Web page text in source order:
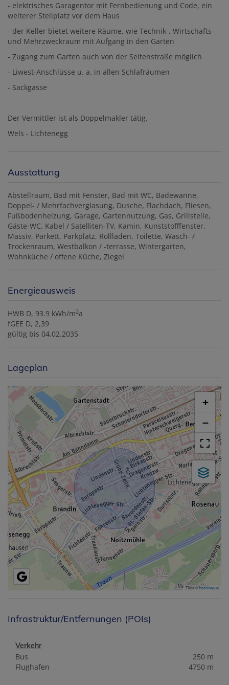
- elektrisches Garagentor mit Fernbedienung und Code, ein
weiterer Stellplatz vor dem Haus
- der Keller bietet weitere Räume, wie Technik-, Wirtschafts-
und Mehrzweckraum mit Aufgang in den Garten
- Zugang zum Garten auch von der Seitenstraße möglich
- Liwest-Anschlüsse u. a. in allen Schlafräumen
- Sackgasse
Der Vermittler ist als Doppelmakler tätig.
Wels - Lichtenegg
Ausstattung
Abstellraum Bad mit Fenster Bad mit WC Badewanne
Doppel- / Mehrfachverglasung Dusche Flachdach Fliesen
Fußbodenheizung Garage Gartennutzung Gas Grillstelle
Gäste-WC Kabel / Satelliten-TV Kamin Kunststofffenster
Massiv Parkett Parkplatz Rollladen Toilette Wasch- /
Trockenraum Westbalkon / -terrasse Wintergarten
Wohnküche / offene Küche Ziegel
Energieausweis
HWB D, 93.9 kWh/m2a
fGEE D, 2,39
gültig bis 04.02.2035
Lageplan
+
−
Tiles ©basemap.at
Infrastruktur/Entfernungen (POIs)
Verkehr
Bus
250 m
Flughafen
4750 m